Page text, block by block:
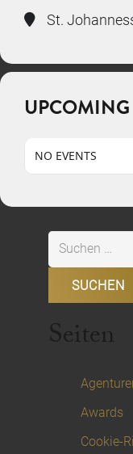
St.
UPCOMING
NO EVENTS
Suchen
nach:
Seiten
Awards
Cookie-